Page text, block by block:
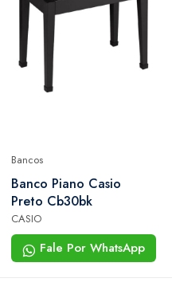
Bancos
Banco Piano Casio
Preto Cb30bk
CASIO
Fale Por WhatsApp